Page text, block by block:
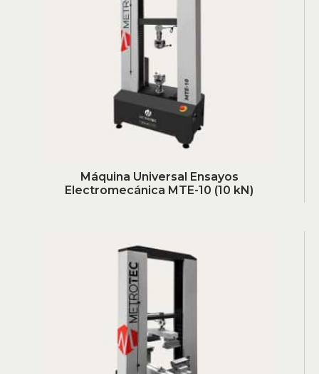
Máquina Universal Ensayos
Electromecánica MTE-10 (10 kN)